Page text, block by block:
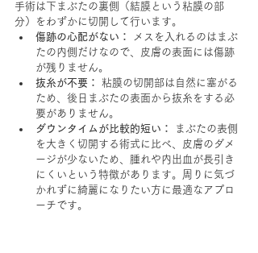
手術は下まぶたの裏側（結膜という粘膜の部
分）をわずかに切開して行います。
傷跡の心配がない：
メスを入れるのはまぶ
たの内側だけなので、皮膚の表面には傷跡
が残りません。
抜糸が不要：
粘膜の切開部は自然に塞がる
ため、後日まぶたの表面から抜糸をする必
要がありません。
ダウンタイムが比較的短い：
まぶたの表側
を大きく切開する術式に比べ、皮膚のダメ
ージが少ないため、腫れや内出血が長引き
にくいという特徴があります。周りに気づ
かれずに綺麗になりたい方に最適なアプロ
ーチです。